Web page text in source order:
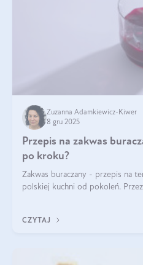
Zuzanna Adamkiewicz-Kiwer
8 gru 2025
Przepis na zakwas
po kroku?
Zakwas buraczany - przepis na
polskiej kuchni od pokoleń.
CZYTAJ